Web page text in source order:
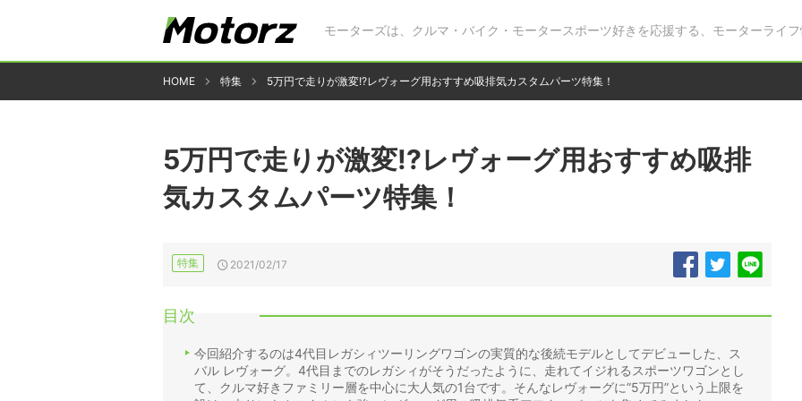
モーターズは、クルマ・バイク・モータースポーツ好きを応援する、モーターライフ
HOME 特集 5万円で走りが激変!?レヴォーグ用おすすめ吸排気カスタムパーツ特集！
5万円で走りが激変!?レヴォーグ用おすすめ吸排
気カスタムパーツ特集！
特集 2021/02/17
目次
今回紹介するのは4代目レガシィツーリングワゴンの実質的な後続モデルとしてデビューした、ス
バル レヴォーグ。4代目までのレガシィがそうだったように、走れてイジれるスポーツワゴンとし
て、クルマ好きファミリー層を中心に大人気の1台です。そんなレヴォーグに”5万円”という上限を